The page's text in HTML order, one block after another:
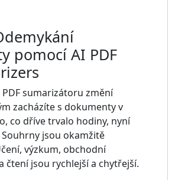
pomocí AI PDF
PDF sumarizátoru změní
zacházíte s dokumenty v
co dříve trvalo hodiny, nyní
jsou okamžitě
výzkum, obchodní
čtení jsou rychlejší a chytřejší.